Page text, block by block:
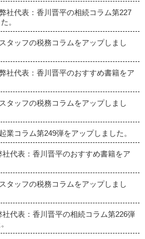
社代表：香川晋平の相続コラム第227
。
タッフの税務コラムをアップしまし
社代表：香川晋平のおすすめ書籍をア
タッフの税務コラムをアップしまし
コラム第249弾をアップしました。
代表：香川晋平のおすすめ書籍をア
タッフの税務コラムをアップしまし
代表：香川晋平の相続コラム第226弾